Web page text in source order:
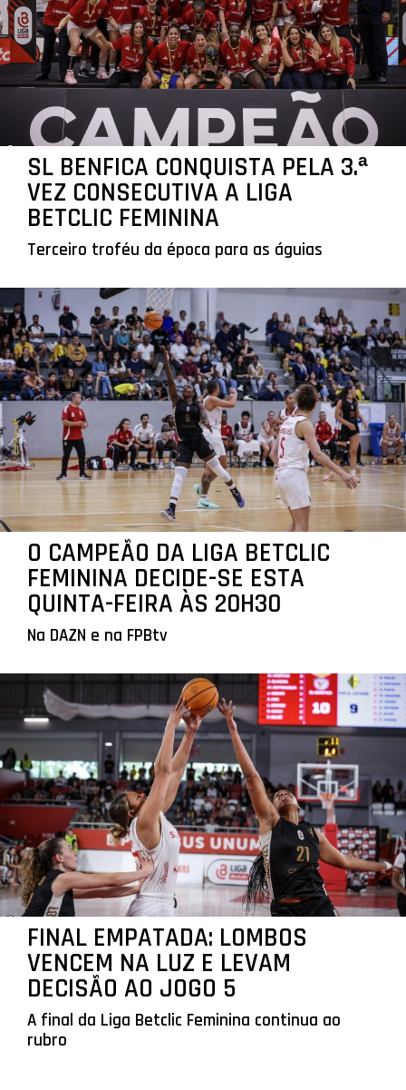
SL BENFICA CONQUISTA PELA 3.ª
VEZ CONSECUTIVA A LIGA
BETCLIC FEMININA
Terceiro troféu da época para as águias
O CAMPEÃO DA LIGA BETCLIC
FEMININA DECIDE-SE ESTA
QUINTA-FEIRA ÀS 20H30
Na DAZN e na FPBtv
FINAL EMPATADA: LOMBOS
VENCEM NA LUZ E LEVAM
DECISÃO AO JOGO 5
A final da Liga Betclic Feminina continua ao
rubro